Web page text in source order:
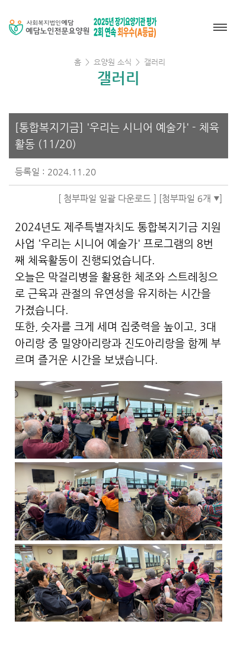
홈 > 요양원 소식 > 갤러리
갤러리
[통합복지기금] '우리는 시니어 예술가' - 체육
활동 (11/20)
등록일 : 2024.11.20
[ 첨부파일 일괄 다운로드 ] [첨부파일 6개 ]
2024년도 제주특별자치도 통합복지기금 지원
사업 '우리는 시니어 예술가' 프로그램의 8번
째 체육활동이 진행되었습니다.
오늘은 막걸리병을 활용한 체조와 스트레칭으
로 근육과 관절의 유연성을 유지하는 시간을
가졌습니다.
또한, 숫자를 크게 세며 집중력을 높이고, 3대
아리랑 중 밀양아리랑과 진도아리랑을 함께 부
르며 즐거운 시간을 보냈습니다.